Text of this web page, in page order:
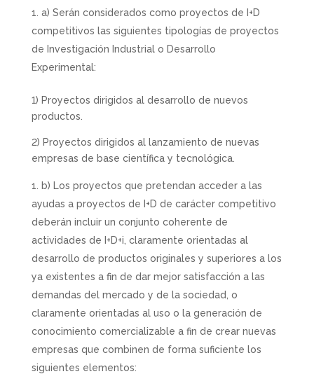
a) Serán considerados como proyectos de I+D
competitivos las siguientes tipologías de proyectos
de Investigación Industrial o Desarrollo
Experimental:
1) Proyectos dirigidos al desarrollo de nuevos
productos.
2) Proyectos dirigidos al lanzamiento de nuevas
empresas de base científica y tecnológica.
b) Los proyectos que pretendan acceder a las
ayudas a proyectos de I+D de carácter competitivo
deberán incluir un conjunto coherente de
actividades de I+D+i, claramente orientadas al
desarrollo de productos originales y superiores a los
ya existentes a fin de dar mejor satisfacción a las
demandas del mercado y de la sociedad, o
claramente orientadas al uso o la generación de
conocimiento comercializable a fin de crear nuevas
empresas que combinen de forma suficiente los
siguientes elementos: